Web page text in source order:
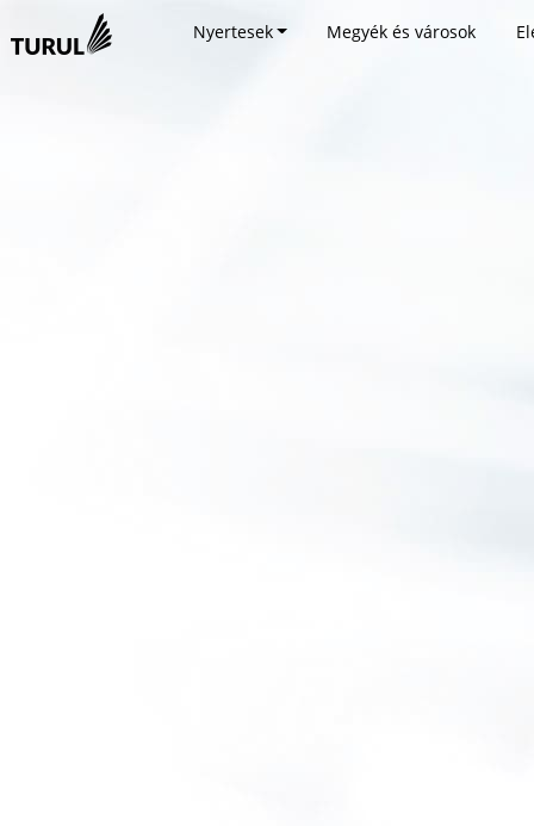
Nyertesek Megyék és városok